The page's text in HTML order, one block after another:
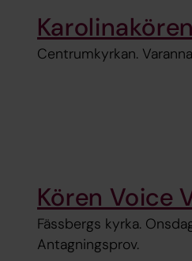
Centrumkyrkan.
Kören Voice
Fässbergs kyrka.
Antagningsprov.